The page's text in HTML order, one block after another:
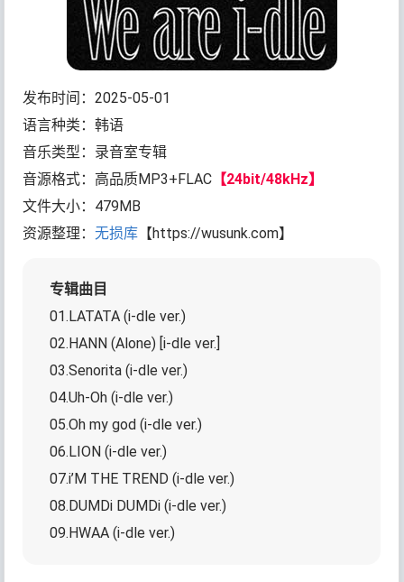
发布时间：2025-05-01
语言种类：韩语
音乐类型：录音室专辑
音源格式：高品质MP3+FLAC 【24bit/48kHz】
文件大小：479MB
资源整理：无损库 【https://wusunk.com】
专辑曲目
01.LATATA (i-dle ver.)
02.HANN (Alone) [i-dle ver.]
03.Senorita (i-dle ver.)
04.Uh-Oh (i-dle ver.)
05.Oh my god (i-dle ver.)
06.LION (i-dle ver.)
07.i’M THE TREND (i-dle ver.)
08.DUMDi DUMDi (i-dle ver.)
09.HWAA (i-dle ver.)